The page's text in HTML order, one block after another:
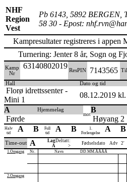
NHF
Region
Vest
Pb 6143, 5892 BERGEN,
58 30 - Epost:
Kampresultater registreres i
Turnering: Jenter 8 år, Sogn og
Kamp
Nr
63140802019
ResPIN 7143565
Hall
Dato og tid
Florø idrettssenter -
Mini 1
08.12.2019
A
Hjemmelag
Førde mot
B
Høyang 2
Halv
tid
A B
Full
tid
A B
1.
Forlengelse
A B
Time-out A
Lag
A
Deltatt:
>
Fødselsdato Adv 2'
1.Omgang Nr. Navn DD.MM.ÅÅÅÅ
2.Omgang